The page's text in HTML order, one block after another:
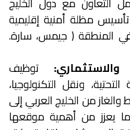
مظلة أمنية إقليمية
في المنطقة ( جيمس، سارة.
توظيف
ونقل التكنولوجيا،
من الخليج العربي إلى
يعزز من أهمية موقعها